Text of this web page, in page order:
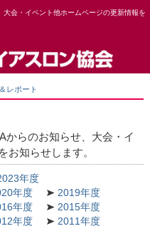
会・イベント他ホームページの更新情報を
レポート
からのお知らせ、大会・イ
お知らせします。
年度
年度
2019年度
年度
2015年度
年度 2011年度